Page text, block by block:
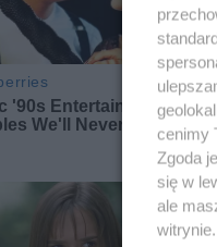
cenimy
Zgoda
się w
ale
witrynie.